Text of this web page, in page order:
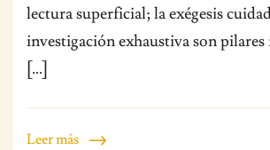
lectura superficial; la exégesis
investigación exhaustiva son
[…]
Leer más